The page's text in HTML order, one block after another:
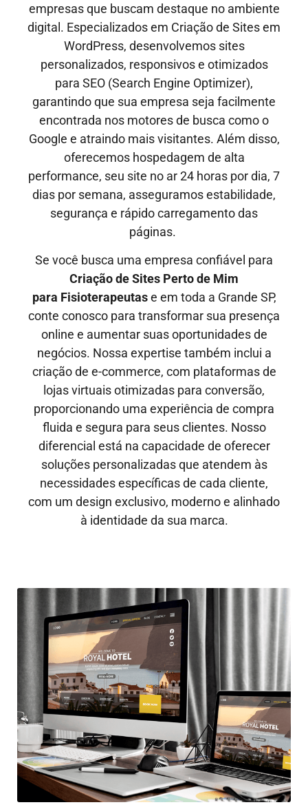
empresas que buscam destaque no ambiente
digital. Especializados em Criação de Sites em
WordPress, desenvolvemos sites
personalizados, responsivos e otimizados
para SEO (Search Engine Optimizer),
garantindo que sua empresa seja facilmente
encontrada nos motores de busca como o
Google e atraindo mais visitantes. Além disso,
oferecemos hospedagem de alta
performance, seu site no ar24 horas por dia, 7
dias por semana, asseguramos estabilidade,
segurança e rápido carregamento das
páginas.
Se você busca uma empresa confiável para
Criação de Sites Perto de Mim
para Fisioterapeutase em toda a Grande SP,
conte conosco para transformar sua presença
online e aumentar suas oportunidades de
negócios. Nossa expertise também inclui a
criação de e-commerce, com plataformas de
lojas virtuais otimizadas para conversão,
proporcionando uma experiência de compra
fluida e segura para seus clientes. Nosso
diferencial está na capacidade de oferecer
soluções personalizadas que atendem às
necessidades específicas de cada cliente,
com um design exclusivo, moderno e alinhado
à identidade da sua marca.